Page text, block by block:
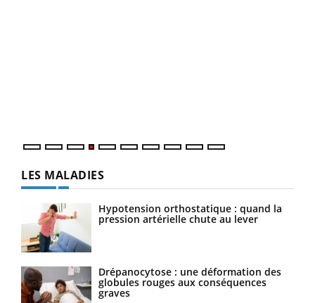
LES MALADIES
Hypotension orthostatique : quand la
pression artérielle chute au lever
Drépanocytose : une déformation des
globules rouges aux conséquences
graves